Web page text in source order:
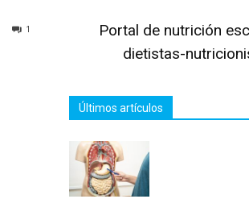
1
Portal de nutrición
dietistas-
Últimos artículos